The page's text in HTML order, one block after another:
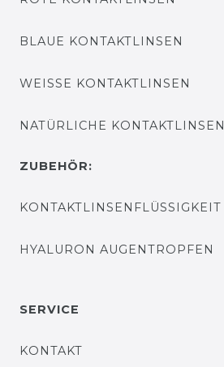
BLAUE KONTAKTLINSEN
WEISSE KONTAKTLINSEN
NATÜRLICHE KONTAKTLINSEN
ZUBEHÖR:
KONTAKTLINSENFLÜSSIGKEIT
HYALURON AUGENTROPFEN
SERVICE
KONTAKT